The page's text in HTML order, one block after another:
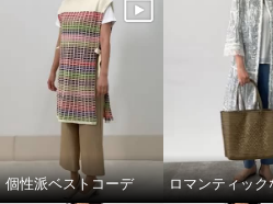
個性派ベストコーデ